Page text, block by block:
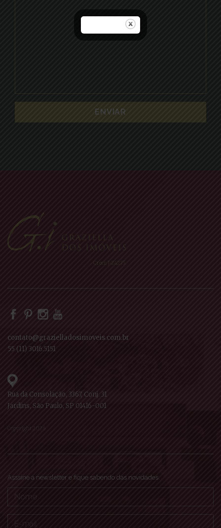
Creci: J-24275
contato@grazielladosimoveis.com.br
55 (11) 3016.5151
Rua da Consolação, 3367, Conj. 31
Jardins, São Paulo, SP 01416-001
Copyright 2026
Asssine a newsletter e fique sabendo das novidades.